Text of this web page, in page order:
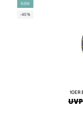
NEW
-40%
10ER